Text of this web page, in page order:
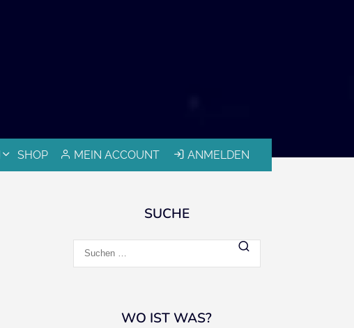
MEIN ACCOUNT ANMELDEN
SHOP
SUCHE
nach:
WO IST WAS?